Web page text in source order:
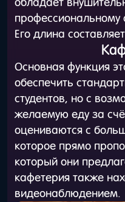
Его длина
Основная функция
обеспечить
студентов, но с
желаемую еду за
оцениваются с
которое прямо
который они
кафетерия также
видеонаблюдением.